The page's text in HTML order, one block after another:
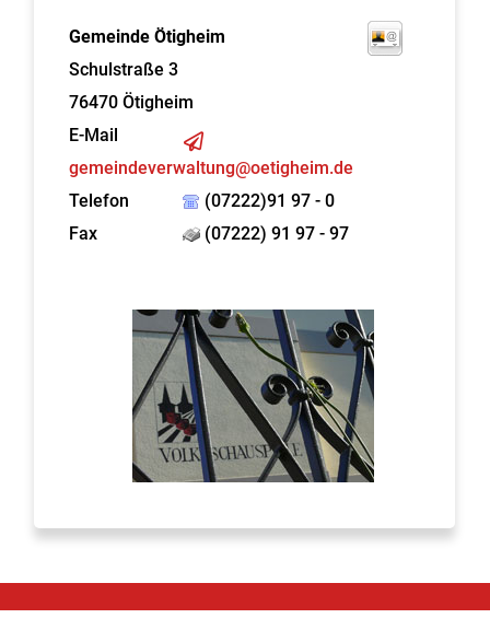
Gemeinde Ötigheim
Schulstraße 3
76470 Ötigheim
E-Mail
gemeindeverwaltung@oetigheim.de
Telefon
(07222)91 97 - 0
Fax
(07222) 91 97 - 97